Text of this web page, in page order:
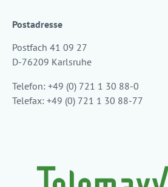
Postadresse
Postfach 41 09 27
D-76209 Karlsruhe
Telefon: +49 (0) 721 1 30 88-0
Telefax: +49 (0) 721 1 30 88-77